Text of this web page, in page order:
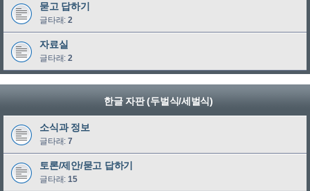
묻고 답하기
글타래: 2
자료실
글타래: 2
한글 자판 (두벌식/세벌식)
소식과 정보
글타래: 7
토론/제안/묻고 답하기
글타래: 15